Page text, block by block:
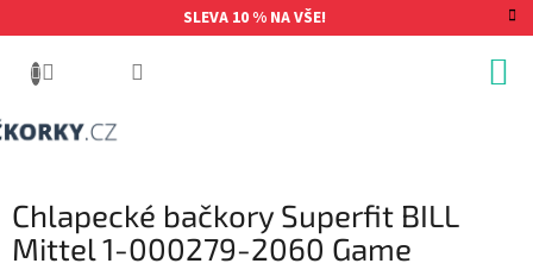
na
SLEVA 10 % NA VŠE!
Chlapecké bačkory Superfit BILL
Mittel 1-000279-2060 Game